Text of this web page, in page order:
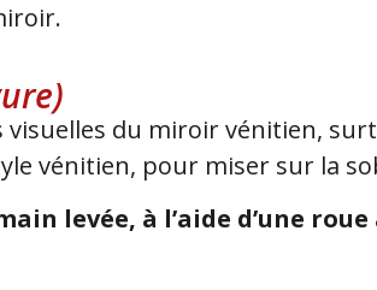
visuelles du miroir vénitien,
vénitien, pour miser sur la
levée, à l’aide d’une